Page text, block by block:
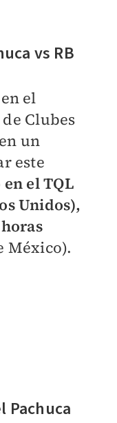
vs RB
el
Clubes
un
este
el TQL
Unidos),
México).
Pachuca